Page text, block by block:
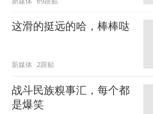
这滑的挺远的哈，棒棒哒
新媒体 2跟贴
战斗民族糗事汇，每个都
是爆笑